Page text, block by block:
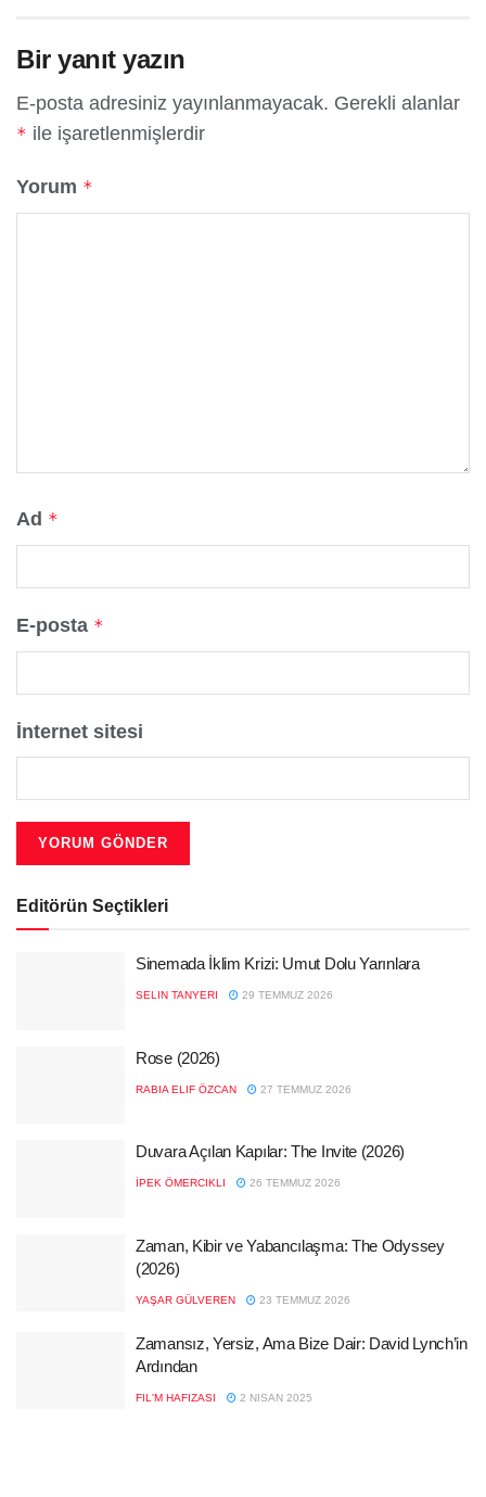
Bir yanıt yazın
E-posta adresiniz yayınlanmayacak. Gerekli alanlar
* ile işaretlenmişlerdir
Yorum *
Ad *
E-posta *
İnternet sitesi
Editörün Seçtikleri
Sinemada İklim Krizi: Umut Dolu Yarınlara
SELIN TANYERI 29 TEMMUZ 2026
Rose (2026)
RABIA ELIF ÖZCAN 27 TEMMUZ 2026
Duvara Açılan Kapılar: The Invite (2026)
İPEK ÖMERCIKLI 26 TEMMUZ 2026
Zaman, Kibir ve Yabancılaşma: The Odyssey
(2026)
YAŞAR GÜLVEREN 23 TEMMUZ 2026
Zamansız, Yersiz, Ama Bize Dair: David Lynch’in
Ardından
FIL'M HAFIZASI 2 NISAN 2025